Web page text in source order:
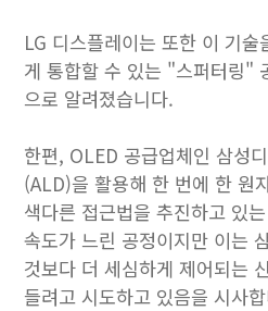
LG 디스플레이는 또한 이 기
게 통합할 수 있는 "스퍼터링"
으로 알려졌습니다.
한편, OLED 공급업체인 삼성
(ALD)을 활용해 한 번에 한 원
색다른 접근법을 추진하고 있
속도가 느린 공정이지만 이는
것보다 더 세심하게 제어되는
들려고 시도하고 있음을 시사